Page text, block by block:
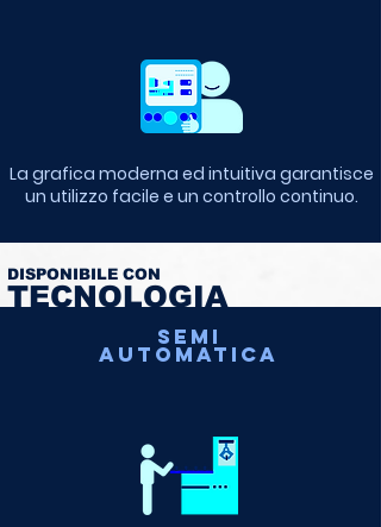
La grafica moderna ed intuitiva garantisce
un utilizzo facile e un controllo continuo.
DISPONIBILE CON
SEMI
AUTOMATICA
TECNOLOGIA